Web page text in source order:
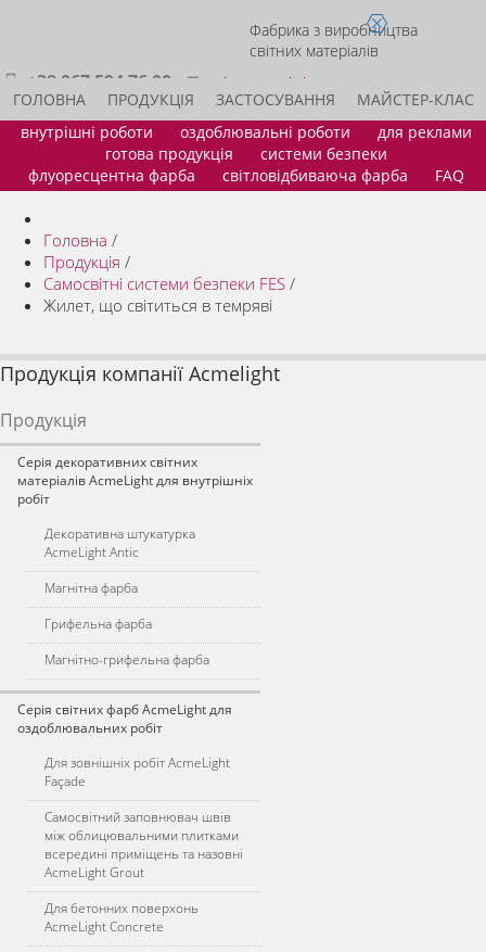
Фабрика з виробництва
світних матеріалів
+38 067 594 76 00 sales@acmelight.com.ua
ГОЛОВНА ПРОДУКЦІЯ ЗАСТОСУВАННЯ МАЙСТЕР-КЛАС
ІДЕЇ ДЛЯ БІЗНЕСУ СТАТИ ДИЛЕРОМ КОНТАКТИ
внутрішні роботи оздоблювальні роботи
для реклами
готова продукція
системи безпеки
флуоресцентна фарба
світловідбиваюча фарба FAQ
Головна /
Продукція /
Самосвітні системи безпеки FES /
Жилет, що світиться в темряві
Продукція компанії Acmelight
Продукція
Серія декоративних світних
матеріалів AcmeLight для внутрішніх
робіт
Декоративна штукатурка
AcmeLight Antic
Магнітна фарба
Грифельна фарба
Магнітно-грифельна фарба
Серія світних фарб AcmeLight для
оздоблювальних робіт
Для зовнішніх робіт AcmeLight
Façade
Самосвітний заповнювач швів
між облицювальними плитками
всередині приміщень та назовні
AcmeLight Grout
Для бетонних поверхонь
AcmeLight Concrete